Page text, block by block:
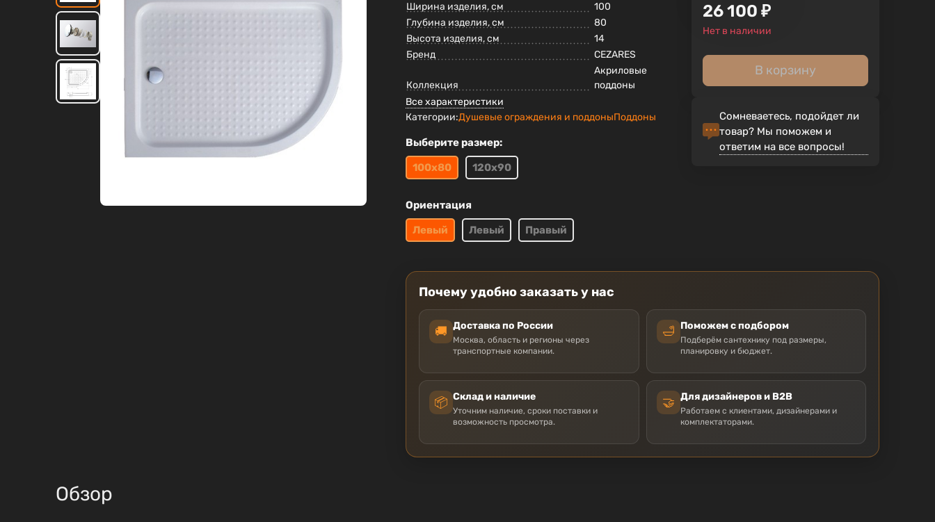
Ширина изделия, см
100
Глубина изделия, см
80
Высота изделия, см
14
Бренд
CEZARES
Коллекция
Акриловые
поддоны
Все характеристики
Категории:Душевые ограждения и поддоныПоддоны
Выберите размер:
100х80
120х90
Ориентация
Левый
Левый Правый
26 100 ₽
Нет в наличии
В корзину
Сомневаетесь, подойдет ли
товар? Мы поможем и
ответим на все вопросы!
Почему удобно заказать у нас
🚚 Доставка по России
Москва, область и регионы через
транспортные компании.
🛁 Поможем с подбором
Подберём сантехнику под размеры,
планировку и бюджет.
📦 Склад и наличие
Уточним наличие, сроки поставки и
возможность просмотра.
🤝 Для дизайнеров и B2B
Работаем с клиентами, дизайнерами и
комплектаторами.
Обзор